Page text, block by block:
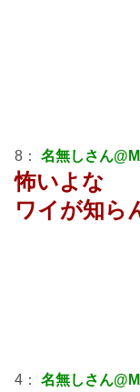
8： 名無しさん
怖いよな
ワイが知ら
4： 名無しさん